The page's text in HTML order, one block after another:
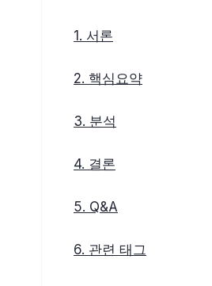
1. 서론
2. 핵심요약
3. 분석
4. 결론
5. Q&A
6. 관련 태그